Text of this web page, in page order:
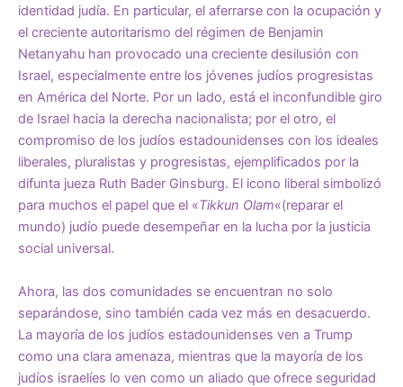
identidad judía. En particular, el aferrarse con la ocupación y
el creciente autoritarismo del régimen de Benjamin
Netanyahu han provocado una creciente desilusión con
Israel, especialmente entre los jóvenes judíos progresistas
en América del Norte. Por un lado, está el inconfundible giro
de Israel hacia la derecha nacionalista; por el otro, el
compromiso de los judíos estadounidenses con los ideales
liberales, pluralistas y progresistas, ejemplificados por la
difunta jueza Ruth Bader Ginsburg. El icono liberal simbolizó
para muchos el papel que el «Tikkun Olam«(reparar el
mundo) judío puede desempeñar en la lucha por la justicia
social universal.
Ahora, las dos comunidades se encuentran no solo
separándose, sino también cada vez más en desacuerdo.
La mayoría de los judíos estadounidenses ven a Trump
como una clara amenaza, mientras que la mayoría de los
judíos israelíes lo ven como un aliado que ofrece seguridad